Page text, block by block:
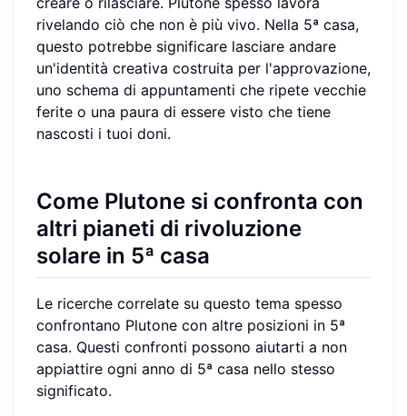
rivelando ciò che non è più vivo. Nella 5ª casa,
questo potrebbe significare lasciare andare
un'identità creativa costruita per l'approvazione,
uno schema di appuntamenti che ripete vecchie
ferite o una paura di essere visto che tiene
nascosti i tuoi doni.
Come Plutone si confronta con
altri pianeti di rivoluzione
solare in 5ª casa
Le ricerche correlate su questo tema spesso
confrontano Plutone con altre posizioni in 5ª
casa. Questi confronti possono aiutarti a non
appiattire ogni anno di 5ª casa nello stesso
significato.